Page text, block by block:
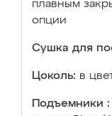
плавным
опции
Сушка для
Цоколь: в
Подъемники :